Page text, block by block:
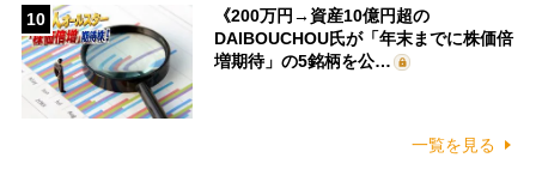
10
《200万円→資産10億円超の
DAIBOUCHOU氏が「年末までに株価倍
増期待」の5銘柄を公…
一覧を見る